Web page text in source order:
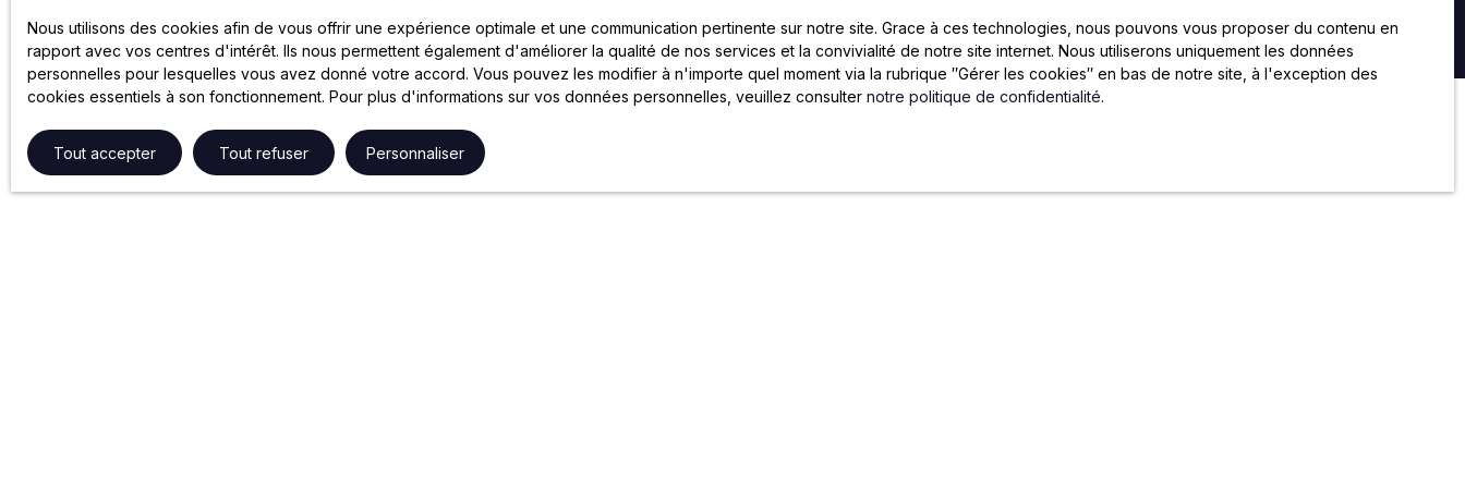
Recevoir des annonces
Nous utilisons des cookies afin de vous offrir une expérience optimale et une communication pertinente sur notre site. Grace à ces technologies, nous pouvons vous proposer du contenu en
rapport avec vos centres d'intérêt. Ils nous permettent également d'améliorer la qualité de nos services et la convivialité de notre site internet. Nous utiliserons uniquement les données
personnelles pour lesquelles vous avez donné votre accord. Vous pouvez les modifier à n'importe quel moment via la rubrique ″Gérer les cookies″ en bas de notre site, à l'exception des
cookies essentiels à son fonctionnement. Pour plus d'informations sur vos données personnelles, veuillez consulter notre politique de confidentialité.
Tout accepter Tout refuser Personnaliser